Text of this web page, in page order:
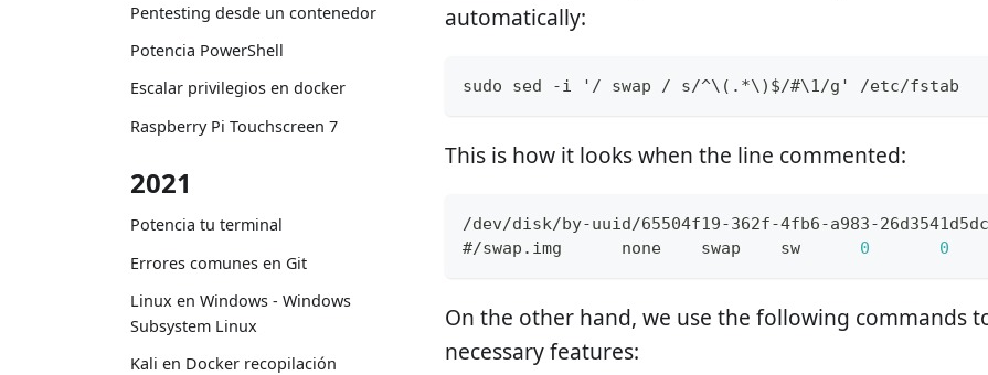
Pentesting desde un contenedor
Potencia PowerShell
Escalar privilegios en docker
Raspberry Pi Touchscreen 7
2021
Potencia tu terminal
Errores comunes en Git
Linux en Windows - Windows
Subsystem Linux
Kali en Docker recopilación
automatically:
sudo sed -i '/ swap / s/^\(.*\)$/#\1/g' /etc/fstab
This is how it looks when the line commented:
/dev/disk/by-uuid/65504f19-362f-4fb6-a983-
#/swap . img
      none    swap    sw
0 0
On the other hand, we use the following commands
necessary features: